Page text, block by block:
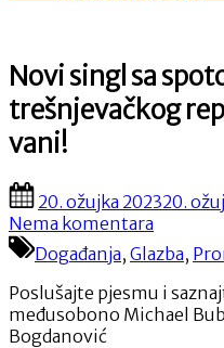
Novi singl sa
trešnjevačkog
vani!
Posted
on
20. ožujka 202320.
Nema komentara
Novi
singl
sa
spotom
Događanja, Glazba,
Poslušajte pjesmu i
međusobono Michael
Bogdanović